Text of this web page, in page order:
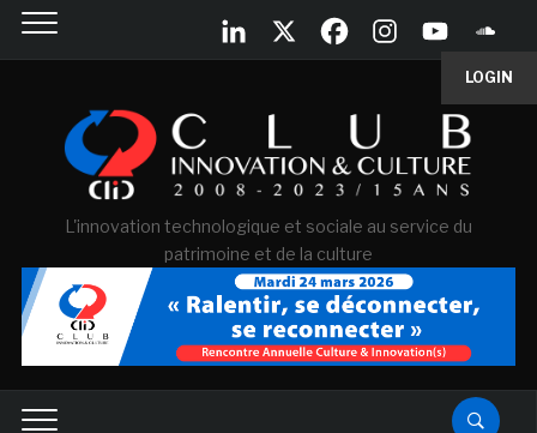
LOGIN
L'innovation technologique et sociale au service du
patrimoine et de la culture